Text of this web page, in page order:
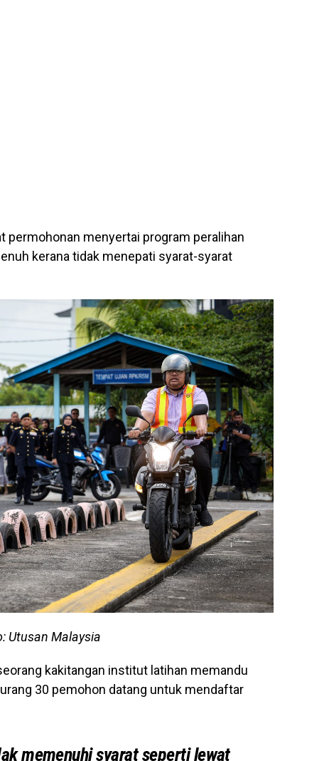
permohonan menyertai program peralihan
kerana tidak menepati syarat-syarat
Utusan Malaysia
kakitangan institut latihan memandu
30 pemohon datang untuk mendaftar
me­menuhi syarat seperti lewat